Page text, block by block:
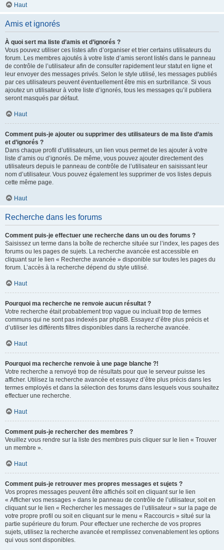
Haut
Amis et ignorés
À quoi sert ma liste d’amis et d’ignorés ?
Vous pouvez utiliser ces listes afin d’organiser et trier certains utilisateurs du
forum. Les membres ajoutés à votre liste d’amis seront listés dans le panneau
de contrôle de l’utilisateur afin de consulter rapidement leur statut en ligne et
leur envoyer des messages privés. Selon le style utilisé, les messages publiés
par ces utilisateurs peuvent éventuellement être mis en surbrillance. Si vous
ajoutez un utilisateur à votre liste d’ignorés, tous les messages qu’il publiera
seront masqués par défaut.
Haut
Comment puis-je ajouter ou supprimer des utilisateurs de ma liste d’amis
et d’ignorés ?
Dans chaque profil d’utilisateurs, un lien vous permet de les ajouter à votre
liste d’amis ou d’ignorés. De même, vous pouvez ajouter directement des
utilisateurs depuis le panneau de contrôle de l’utilisateur en saisissant leur
nom d’utilisateur. Vous pouvez également les supprimer de vos listes depuis
cette même page.
Haut
Recherche dans les forums
Comment puis-je effectuer une recherche dans un ou des forums ?
Saisissez un terme dans la boîte de recherche située sur l’index, les pages des
forums ou les pages de sujets. La recherche avancée est accessible en
cliquant sur le lien « Recherche avancée » disponible sur toutes les pages du
forum. L’accès à la recherche dépend du style utilisé.
Haut
Pourquoi ma recherche ne renvoie aucun résultat ?
Votre recherche était probablement trop vague ou incluait trop de termes
communs qui ne sont pas indexés par phpBB. Essayez d’être plus précis et
d’utiliser les différents filtres disponibles dans la recherche avancée.
Haut
Pourquoi ma recherche renvoie à une page blanche ?!
Votre recherche a renvoyé trop de résultats pour que le serveur puisse les
afficher. Utilisez la recherche avancée et essayez d’être plus précis dans les
termes employés et dans la sélection des forums dans lesquels vous souhaitez
effectuer une recherche.
Haut
Comment puis-je rechercher des membres ?
Veuillez vous rendre sur la liste des membres puis cliquer sur le lien « Trouver
un membre ».
Haut
Comment puis-je retrouver mes propres messages et sujets ?
Vos propres messages peuvent être affichés soit en cliquant sur le lien
« Afficher vos messages » dans le panneau de contrôle de l’utilisateur, soit en
cliquant sur le lien « Rechercher les messages de l’utilisateur » sur la page de
votre propre profil ou soit en cliquant sur le menu « Raccourcis » situé sur la
partie supérieure du forum. Pour effectuer une recherche de vos propres
sujets, utilisez la recherche avancée et remplissez convenablement les options
qui vous sont disponibles.